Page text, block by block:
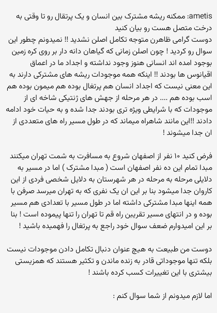
ametis: ممکنه ریشه مشترک بین انسان و یک پرتقال رو تا وقتی به
درخت متصل هست رو بیان کنید
دوست گرامی ظاهرن متوجه تکامل اصلن نشدید !! نمیدونم چطور این
سوال رو کردید ! چون اصلن زمانی که گیاهان دانه دار بر روی کره زمین
بوجود امده اند انسانی هنوز وجود نداشته و اجداد ما در اعماق
اقیانوس ها بودند !! اینکه همه موجودات ریشه های مشترکی دارند به
این معنی نیست که اجداد انسان هم پرتغال بوده هم میمون بوده هم
اسب بوده هم .... در هر مرحله از جهش های ژنتیکی شاخه ای از
موجودات که با شرایطی ویژه تری بودند جدا شده و به حیات خود ادامه
دادند !!این مانند شاهراه میماند که در طول مسیر راه های متعددی از
ان جدا میشوند !
فرض کنید ۱۰ نفر از اصفهان شروع به مسافرت به شمت تهران میکنند
مبدا تمام این ده نفر اصفهان است ( مبدا مشترک ) اما در مسیر به
دلایلی مرحله به مرحله در هر شهرستان به دلایل شخصی فردی از این
کاروان جدا میشود بنا بر این ان یک نفری که به تهران میرسد صرفن با
همه اینها مبدا مشترکی داشته اما در طول مسیر با تعدادی هم مسیر
بوده و در انتهای مسیر تقریبن راه قم تا تهران را تنها پیموده است ! بنا
بر این امیدوارم ضعف سوال خود راجع به پرتغال را فهمیده باشید !
دوست من طبیعت به هیچ عنوان دنبال تکامل دادن موجودات نیست
بلکه تنها موجوداتی قادر به زنده ماندن و تکثیر هستند که همزیستی
بیشتری با این تغییرات کسب کرده باشند !
اما لازم میدونم از شما سوال کنم :